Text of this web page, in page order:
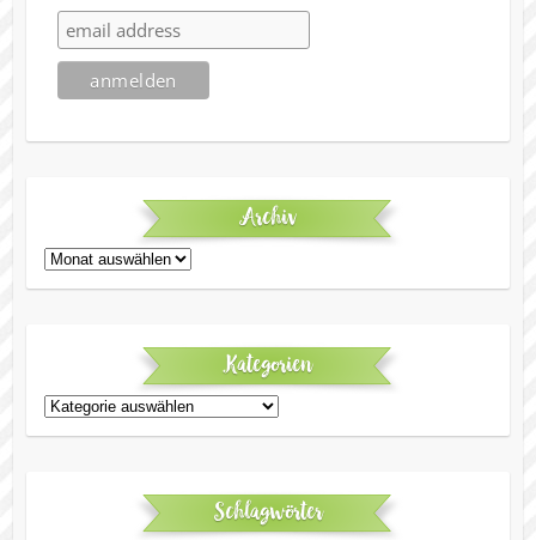
Archiv
Archiv
Kategorien
Kategorien
Schlagwörter